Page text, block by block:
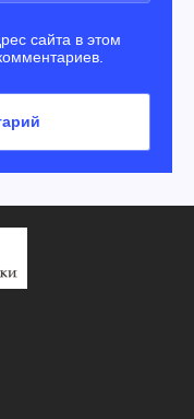
сайта в этом